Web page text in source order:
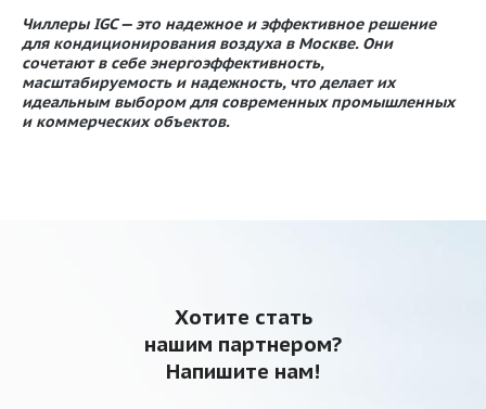
Чиллеры IGC — это надежное и эффективное решение
для кондиционирования воздуха в Москве. Они
сочетают в себе энергоэффективность,
масштабируемость и надежность, что делает их
идеальным выбором для современных промышленных
и коммерческих объектов.
Хотите стать
нашим партнером?
Напишите нам!